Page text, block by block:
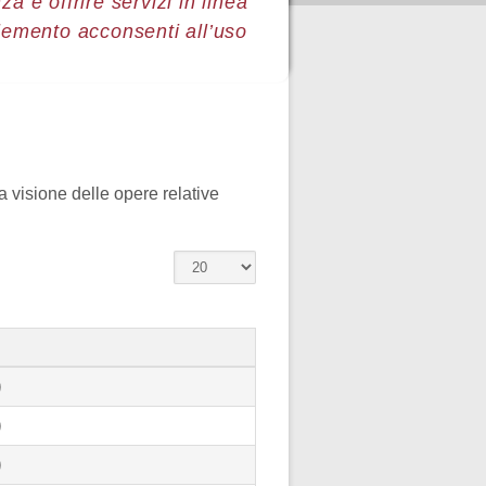
acconsenti all’uso
visione delle opere relative